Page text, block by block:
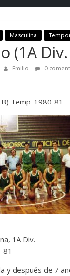
Masculina
(1A
Emilio 0
Temp. 1980-81
1A Div.
81
y después de 7